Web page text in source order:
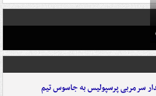
سرمربی پرسپولیس به جاسوس تیم